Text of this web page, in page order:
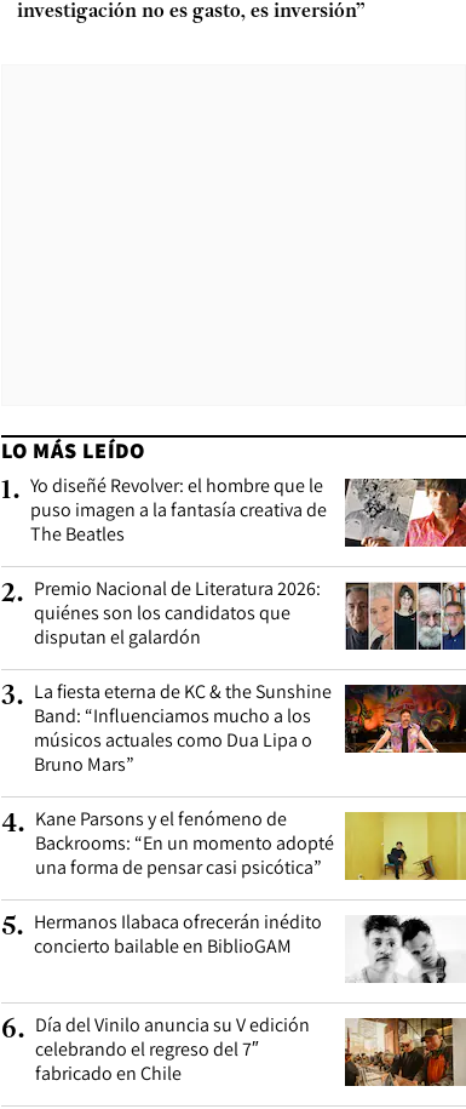
investigación no es gasto, es inversión”
LO MÁS LEÍDO
1. Yo diseñé Revolver: el hombre que le
puso imagen a la fantasía creativa de
The Beatles
2. Premio Nacional de Literatura 2026:
quiénes son los candidatos que
disputan el galardón
3. La fiesta eterna de KC & the Sunshine
Band: “Influenciamos mucho a los
músicos actuales como Dua Lipa o
Bruno Mars”
4. Kane Parsons y el fenómeno de
Backrooms: “En un momento adopté
una forma de pensar casi psicótica”
5. Hermanos Ilabaca ofrecerán inédito
concierto bailable en BiblioGAM
6. Día del Vinilo anuncia su V edición
celebrando el regreso del 7″
fabricado en Chile